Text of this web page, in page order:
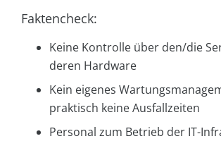
Faktencheck:
Keine Kontrolle über den/die
deren Hardware
Kein eigenes
praktisch keine Ausfallzeiten
Personal zum Betrieb der IT-